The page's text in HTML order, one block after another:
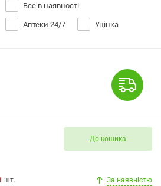
Все в наявності
Аптеки 24/7 Уцінка
До кошика
шт. За наявністю